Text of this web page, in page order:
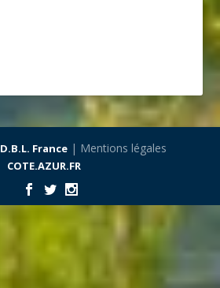
D.B.L. France| Mentions légales
COTE.AZUR.FR